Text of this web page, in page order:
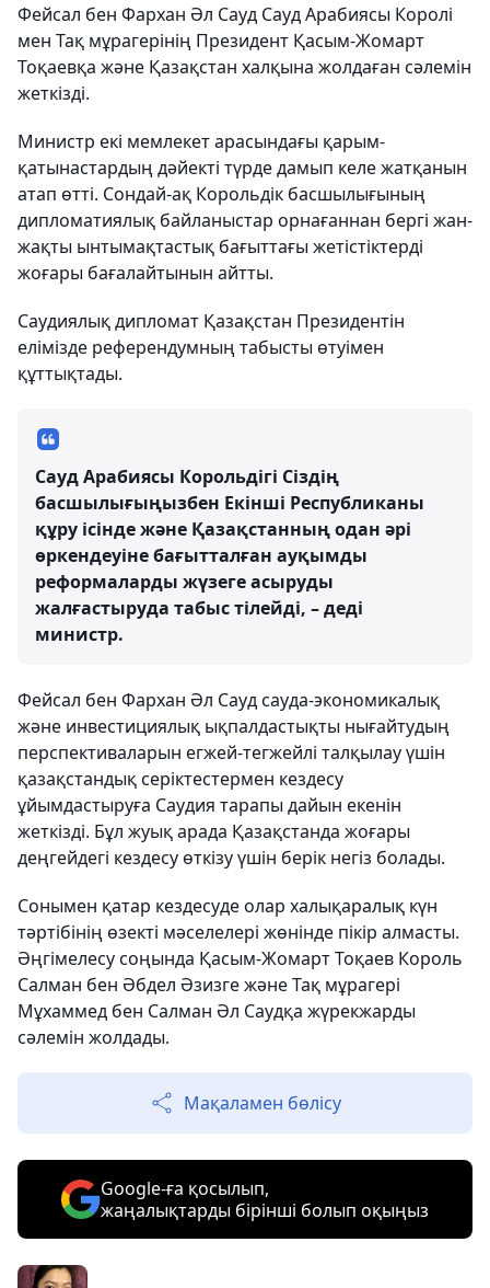
Фейсал бен Фархан Әл Сауд Сауд Арабиясы Королі
мен Тақ мұрагерінің Президент Қасым-Жомарт
Тоқаевқа және Қазақстан халқына жолдаған сәлемін
жеткізді.
Министр екі мемлекет арасындағы қарым-
қатынастардың дәйекті түрде дамып келе жатқанын
атап өтті. Сондай-ақ Корольдік басшылығының
дипломатиялық байланыстар орнағаннан бергі жан-
жақты ынтымақтастық бағыттағы жетістіктерді
жоғары бағалайтынын айтты.
Саудиялық дипломат Қазақстан Президентін
елімізде референдумның табысты өтуімен
құттықтады.
Сауд Арабиясы Корольдігі Сіздің
басшылығыңызбен Екінші Республиканы
құру ісінде және Қазақстанның одан әрі
өркендеуіне бағытталған ауқымды
реформаларды жүзеге асыруды
жалғастыруда табыс тілейді, – деді
министр.
Фейсал бен Фархан Әл Сауд сауда-экономикалық
және инвестициялық ықпалдастықты нығайтудың
перспективаларын егжей-тегжейлі талқылау үшін
қазақстандық серіктестермен кездесу
ұйымдастыруға Саудия тарапы дайын екенін
жеткізді. Бұл жуық арада Қазақстанда жоғары
деңгейдегі кездесу өткізу үшін берік негіз болады.
Сонымен қатар кездесуде олар халықаралық күн
тәртібінің өзекті мәселелері жөнінде пікір алмасты.
Әңгімелесу соңында Қасым-Жомарт Тоқаев Король
Салман бен Әбдел Әзизге және Тақ мұрагері
Мұхаммед бен Салман Әл Саудқа жүрекжарды
сәлемін жолдады.
Мақаламен бөлісу
Google-ға қосылып,
жаңалықтарды бірінші болып оқыңыз